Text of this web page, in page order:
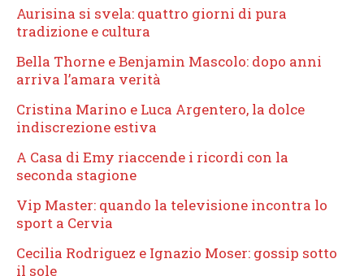
Aurisina si svela: quattro giorni di pura
tradizione e cultura
Bella Thorne e Benjamin Mascolo: dopo anni
arriva l’amara verità
Cristina Marino e Luca Argentero, la dolce
indiscrezione estiva
A Casa di Emy riaccende i ricordi con la
seconda stagione
Vip Master: quando la televisione incontra lo
sport a Cervia
Cecilia Rodriguez e Ignazio Moser: gossip sotto
il sole